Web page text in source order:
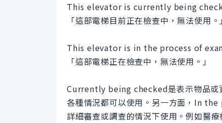
This elevator is currently being
「這部電梯目前正在檢查中，無法使用。」
This elevator is in the process of
「這部電梯正在檢查中，無法使用。」
Currently being checked是表示物品或
各種情況都可以使用。另一方面，In
詳細審查或調查的情況下使用。例如醫